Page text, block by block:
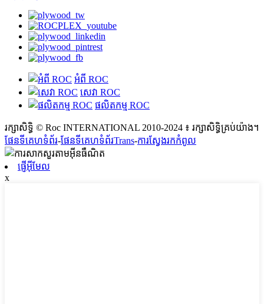
អំពី ROC
សេវា ROC
ផលិតកម្ម ROC
រក្សាសិទ្ធិ © Roc INTERNATIONAL 2010-2024 ៖ រក្សាសិទ្ធិគ្រប់យ៉ាង។
ផែនទីគេហទំព័រ-ផែនទីគេហទំព័រTrans-ការស្វែងរកកំពូល
ផ្ញើអ៊ីមែល
x